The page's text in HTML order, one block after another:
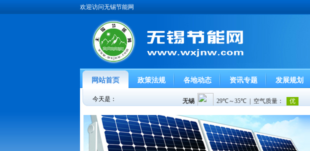
欢迎访问无锡节能网
网站首页 政策法规 各地动态 资讯专题 发展规划
今天是：